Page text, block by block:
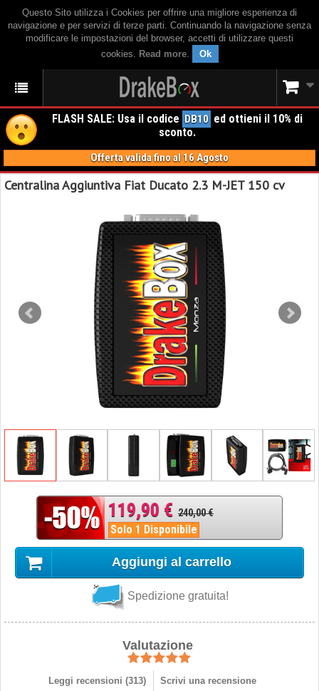
Questo Sito utilizza i Cookies per offrire una migliore esperienza di
navigazione e per servizi di terze parti. Continuando la navigazione senza
modificare le impostazioni del browser, accetti di utilizzare questi
cookies. Read more. Ok
FLASH SALE: Usa il codice DB10 ed ottieni il 10% di
sconto.
Offerta valida fino al 16 Agosto
Centralina Aggiuntiva Fiat Ducato 2.3 M-JET 150 cv
119,90 € 240,00 €
Solo 1 Disponibile
Aggiungi al carrello
Spedizione gratuita!
Valutazione
Leggi recensioni (313) Scrivi una recensione